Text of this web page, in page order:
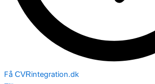
Få CVRintegration.dk